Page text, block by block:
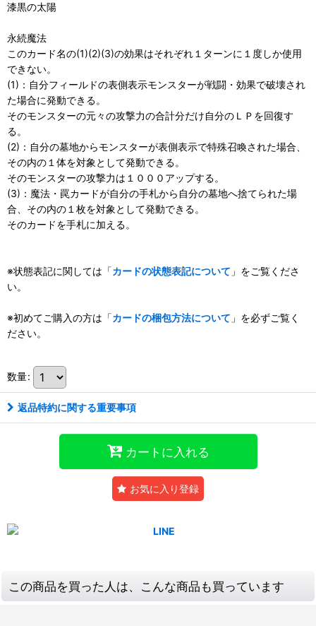
漆黒の太陽
永続魔法
このカード名の(1)(2)(3)の効果はそれぞれ１ターンに１度しか使用
できない。
(1)：自分フィールドの表側表示モンスターが戦闘・効果で破壊され
た場合に発動できる。
そのモンスターの元々の攻撃力の合計分だけ自分のＬＰを回復す
る。
(2)：自分の墓地からモンスターが表側表示で特殊召喚された場合、
その内の１体を対象として発動できる。
そのモンスターの攻撃力は１０００アップする。
(3)：魔法・罠カードが自分の手札から自分の墓地へ捨てられた場
合、その内の１枚を対象として発動できる。
そのカードを手札に加える。
※状態表記に関しては「カードの状態表記について 」をご覧くださ
い。
※初めてご購入の方は「カードの梱包方法について 」を必ずご覧く
ださい。
数量:
返品特約に関する重要事項
カートに入れる
お気に入り登録
この商品を買った人は、こんな商品も買っています